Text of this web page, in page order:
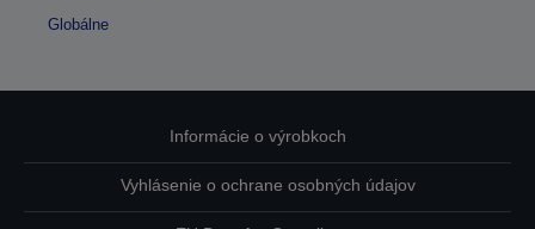
Globálne
Informácie o výrobkoch
Vyhlásenie o ochrane osobných údajov